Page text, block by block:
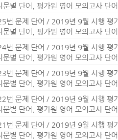
별 단어, 평가원 영어 모의고사 단
번 문제 단어 / 2019년 9월 시행 평
별 단어, 평가원 영어 모의고사 단
번 문제 단어 / 2019년 9월 시행 평
별 단어, 평가원 영어 모의고사 단
번 문제 단어 / 2019년 9월 시행 평
별 단어, 평가원 영어 모의고사 단
번 문제 단어 / 2019년 9월 시행 평
별 단어, 평가원 영어 모의고사 단
번 문제 단어 / 2019년 9월 시행 평
별 단어, 평가원 영어 모의고사 단